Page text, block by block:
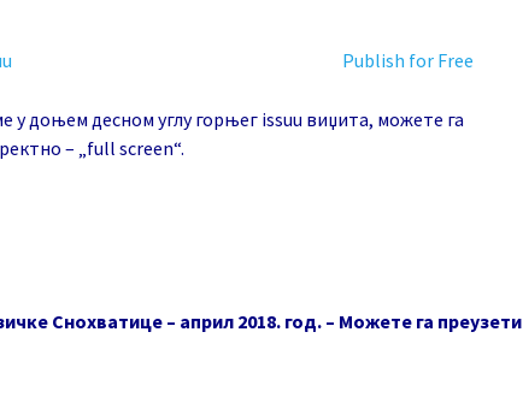
Publish for Free
у доњем десном углу горњег issuu виџита, можете га
– „full screen“.
Снохватице – април 2018. год. – Можете га преузети